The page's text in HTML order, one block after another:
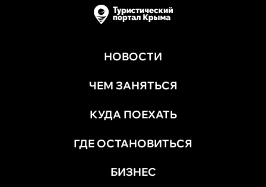
НОВОСТИ
ЧЕМ ЗАНЯТЬСЯ
КУДА ПОЕХАТЬ
ГДЕ ОСТАНОВИТЬСЯ
БИЗНЕС